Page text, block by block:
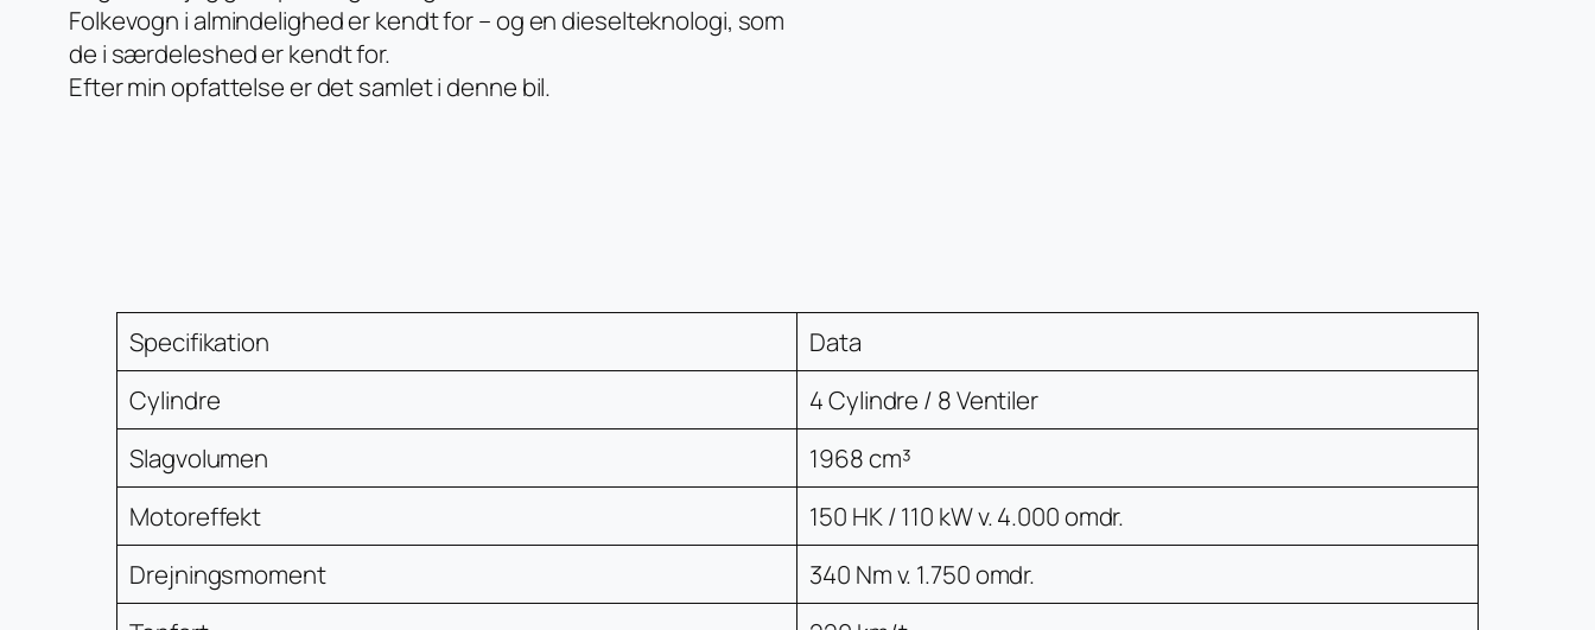
Folkevogn i almindelighed er kendt for – og en dieselteknologi, som
de i særdeleshed er kendt for.
Efter min opfattelse er det samlet i denne bil.
Specifikation
Data
Cylindre
4 Cylindre / 8 Ventiler
Slagvolumen
1968 cm³
Motoreffekt
150 HK / 110 kW v. 4.000 omdr.
Drejningsmoment
340 Nm v. 1.750 omdr.